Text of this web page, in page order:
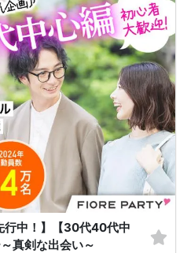
行中！】【30代40代中
真剣な出会い～